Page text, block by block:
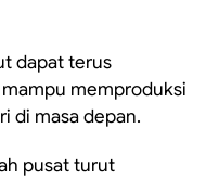
dapat terus
memproduksi
di masa depan.
pusat turut